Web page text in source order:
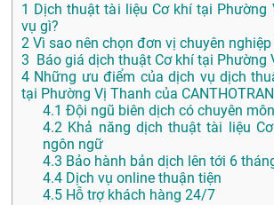
1 Dịch thuật tài liệu Cơ khí tại Phường
vụ gì?
2 Vì sao nên chọn đơn vị chuyên
3 Báo giá dịch thuật Cơ khí tại Phường
4 Những ưu điểm của dịch vụ dịch
tại Phường Vị Thanh của
4.1 Đội ngũ biên dịch có chuyên
4.2 Khả năng dịch thuật tài liệu
ngôn ngữ
4.3 Bảo hành bản dịch lên tới 6
4.4 Dịch vụ online thuận tiện
4.5 Hỗ trợ khách hàng 24/7